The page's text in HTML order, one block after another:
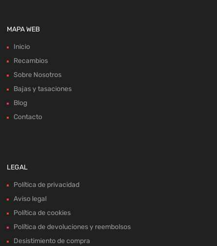
MAPA WEB
Inicio
Recambios
Sobre Nosotros
Bajas y tasaciones
Blog
Contacto
LEGAL
Política de privacidad
Aviso legal
Política de cookies
Política de devoluciones y reembolsos
Desistimiento de compra